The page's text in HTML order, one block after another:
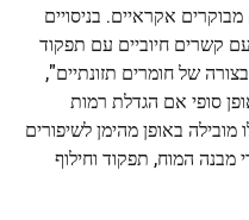
אקראיים. בניסויים
עם קשרים חיוביים עם תפקוד
של חומרים תזונתיים",
סופי אם הגדלת רמות
מובילה באופן מהימן לשיפורים
מבנה המוח, תפקוד וחילוף